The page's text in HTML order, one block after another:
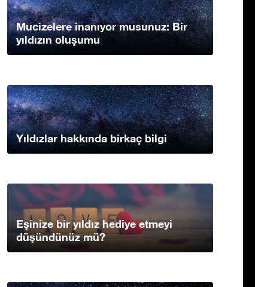
Mucizelere inanıyor musunuz: Bir
yıldızın oluşumu
Yıldızlar hakkında birkaç bilgi
Eşinize bir yıldız hediye etmeyi
düşündünüz mü?